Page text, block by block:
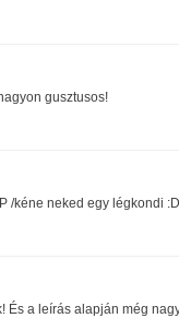
gusztusos!
/kéne neked egy légkondi
És a leírás alapján még